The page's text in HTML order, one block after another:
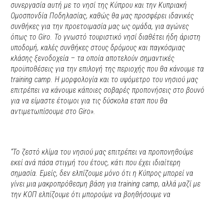
συνεργασία αυτή με το νησί της Κύπρου και την Kυπριακή
Ομοσπονδία Ποδηλασίας, καθώς θα μας προσφέρει ιδανικές
συνθήκες για την προετοιμασία μας ως ομάδα, για αγώνες
όπως το Giro. Το γνωστό τουριστικό νησί διαθέτει ήδη άριστη
υποδομή, καλές συνθήκες στους δρόμους και παγκόσμιας
κλάσης ξενοδοχεία – τα οποία αποτελούν σημαντικές
προϋποθέσεις για την επιλογή της περιοχής που θα κάνουμε τα
training camp. Η μορφολογία και το υψόμετρο του νησιού μας
επιτρέπει να κάνουμε κάποιες σοβαρές προπονήσεις στο βουνό
για να είμαστε έτοιμοι για τις δύσκολα εταπ που θα
αντιμετωπίσουμε στο Giro».
“Το ζεστό κλίμα του νησιού μας επιτρέπει να προπονηθούμε
εκεί ανά πάσα στιγμή του έτους, κάτι που έχει ιδιαίτερη
σημασία. Εμείς, δεν ελπίζουμε μόνο ότι η Κύπρος μπορεί να
γίνει μια μακροπρόθεσμη βάση για training camp, αλλά μαζί με
την KOΠ ελπίζουμε ότι μπορούμε να βοηθήσουμε να